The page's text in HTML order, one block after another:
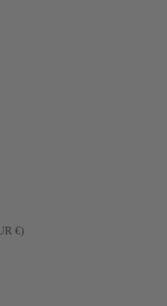
Svalbard e Jan Mayen (EUR €)